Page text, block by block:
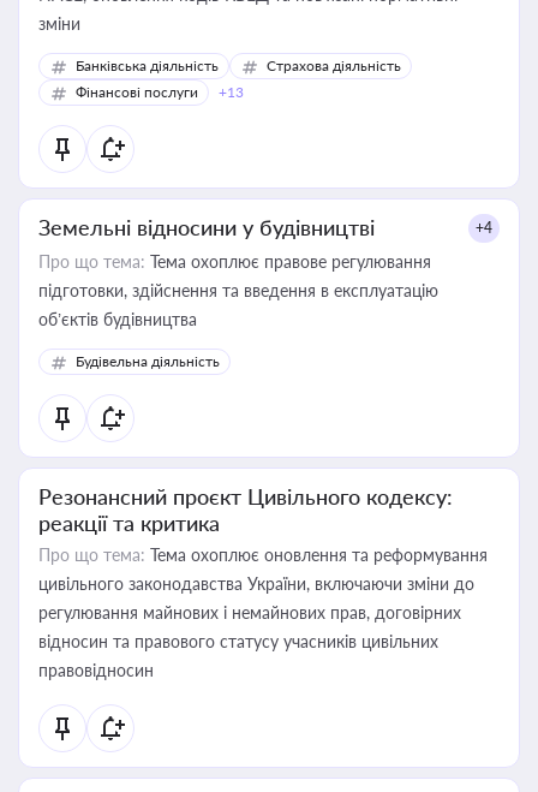
зміни
Банківська діяльність
Страхова діяльність
Фінансові послуги
+13
Земельні відносини у будівництві +4
Про що тема: Тема охоплює правове регулювання
підготовки, здійснення та введення в експлуатацію
об’єктів будівництва
Будівельна діяльність
Резонансний проєкт Цивільного кодексу:
реакції та критика
Про що тема: Тема охоплює оновлення та реформування
цивільного законодавства України, включаючи зміни до
регулювання майнових і немайнових прав, договірних
відносин та правового статусу учасників цивільних
правовідносин